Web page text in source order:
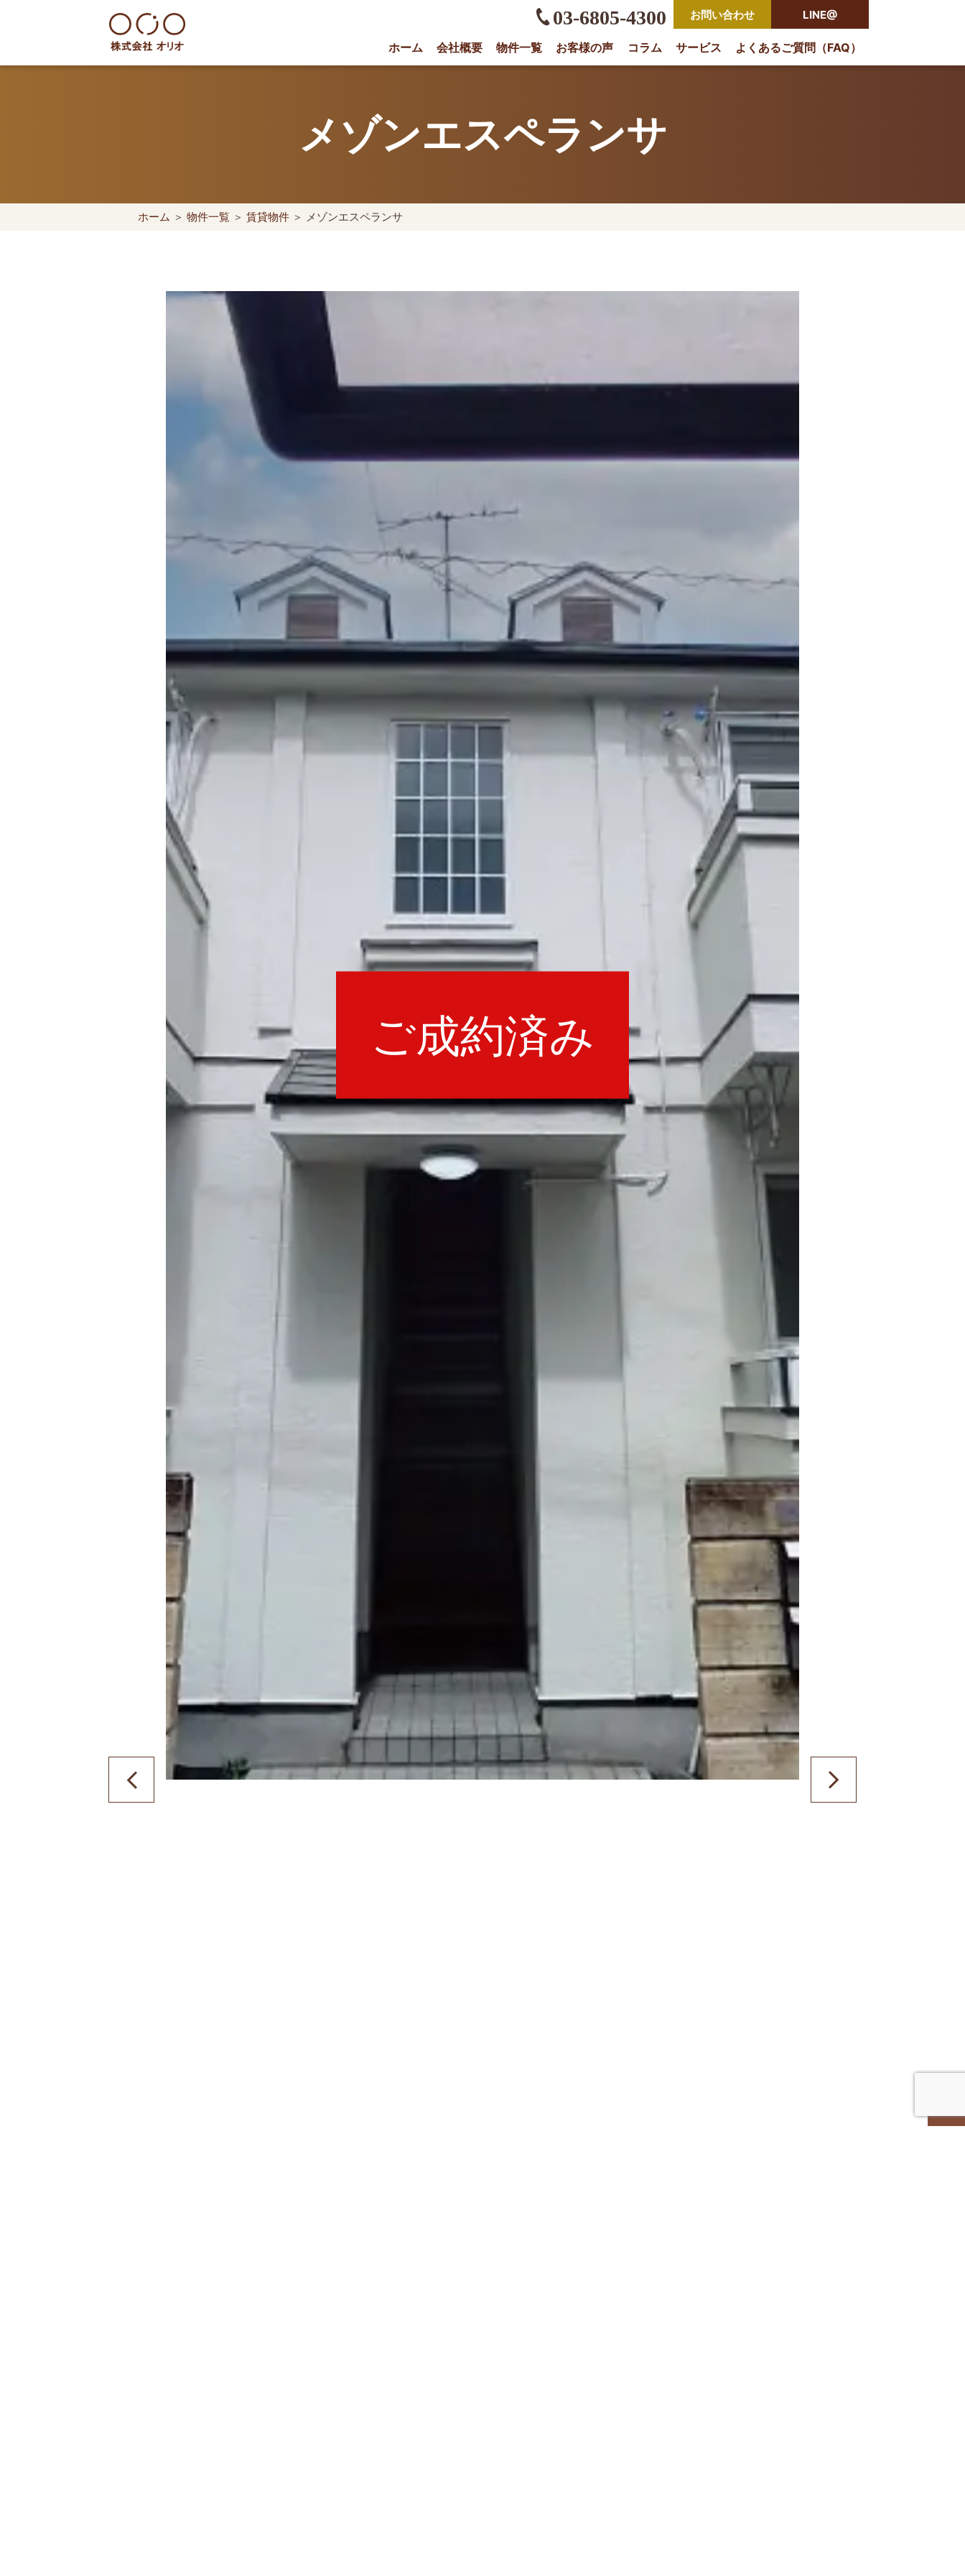
世田谷区の相続・空き家・借地権に強い不動産会社｜売却・買取は株式会社Orio
03-6805-4300 お問い合わせ LINE@
ホーム 会社概要 物件一覧 お客様の声 コラム サービス よくあるご質問（FAQ）
メゾンエスペランサ
ホーム ＞ 物件一覧 ＞ 賃貸物件 ＞ メゾンエスペランサ
ご成約済み